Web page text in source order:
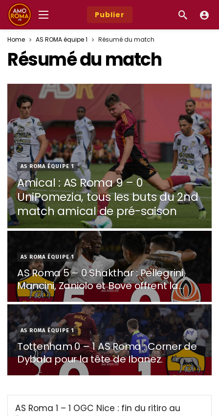
Publier
Home AS ROMA équipe 1 Résumé du match
Résumé du match
AS ROMA ÉQUIPE 1
Amical : AS Roma 9 – 0
UniPomezia, tous les buts du 2nd
match amical de pré-saison
AS ROMA ÉQUIPE 1
AS Roma 5 – 0 Shakthar : Pellegrini,
Mancini, Zaniolo et Bove offrent la
victoire à l’Olimpico.
AS ROMA ÉQUIPE 1
Tottenham 0 – 1 AS Roma : Corner de
Dybala pour la tête de Ibanez.
AS Roma 1 – 1 OGC Nice : fin du ritiro au